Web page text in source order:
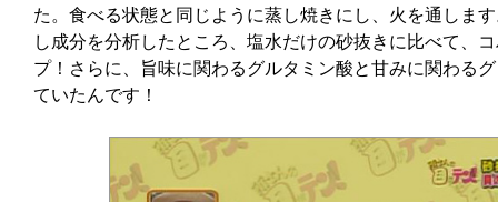
た。食べる状態と同じように蒸し焼きにし、火を通しま
し成分を分析したところ、塩水だけの砂抜きに比べて、
プ！さらに、旨味に関わるグルタミン酸と甘みに関わる
ていたんです！